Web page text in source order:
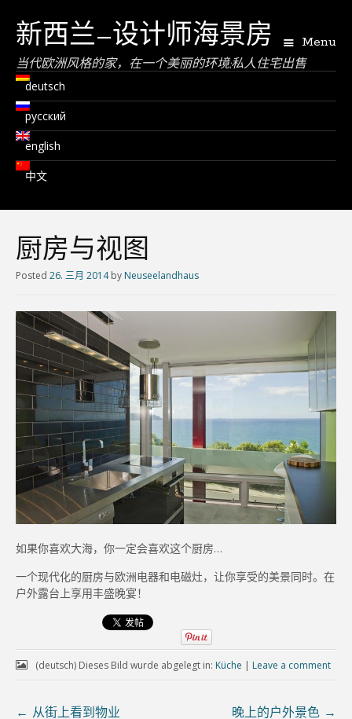
新西兰–设计师海景房
当代欧洲风格的家，在一个美丽的环境;私人住宅出售
Menu
deutsch
русский
english
中文
厨房与视图
Posted 26. 三月 2014 by Neuseelandhaus
如果你喜欢大海，你一定会喜欢这个厨房…
一个现代化的厨房与欧洲电器和电磁灶，让你享受的美景同时。在
户外露台上享用丰盛晚宴！
(deutsch) Dieses Bild wurde abgelegt in: Küche | Leave a comment
晚上的户外景色 →
← 从街上看到物业